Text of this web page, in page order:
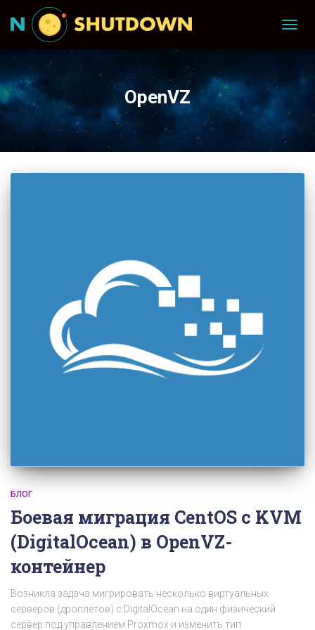
OpenVZ
БЛОГ
Боевая миграция CentOS с KVM
(DigitalOcean) в OpenVZ-
контейнер
Возникла задача мигрировать несколько виртуальных
серверов (дроплетов) с DigitalOcean на один физический
сервер под управлением Proxmox и изменить тип